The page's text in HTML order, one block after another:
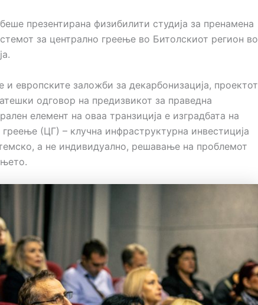
презентирана физибилити студија за пренамена
за централно греење во Битолскиот регион во
и европските заложби за декарбонизација, проектот
одговор на предизвикот за праведна
елемент на оваа транзиција е изградбата на
(ЦГ) – клучна инфраструктурна инвестиција
а не индивидуално, решавање на проблемот